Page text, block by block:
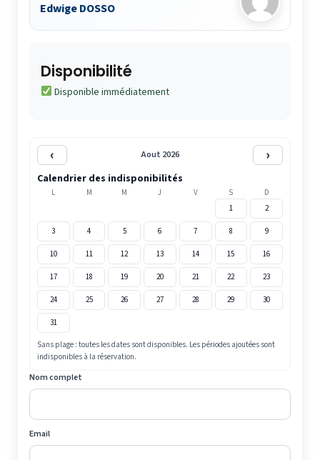
Edwige DOSSO
Disponibilité
Disponible immédiatement
‹ Aout 2026 ›
Calendrier des indisponibilités
L M M J V S
D
1
2
3 4 5 6 7 8 9
10 11 12 13 14 15 16
17 18 19 20 21 22 23
24 25 26 27 28 29 30
31
Sans plage : toutes les dates sont disponibles. Les périodes ajoutées sont
indisponibles à la réservation.
Nom complet
Email